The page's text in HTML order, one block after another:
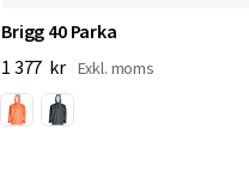
Brigg 40 Parka
1 377 kr